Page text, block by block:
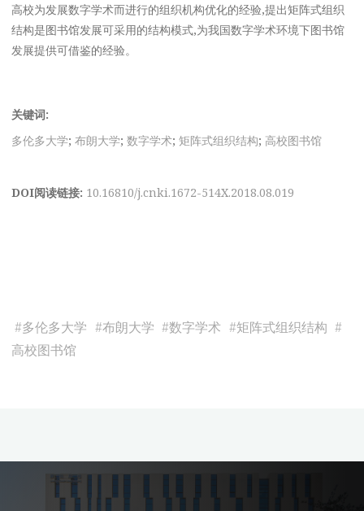
高校为发展数字学术而进行的组织机构优化的经验,提出矩阵式组织
结构是图书馆发展可采用的结构模式,为我国数字学术环境下图书馆
发展提供可借鉴的经验。
关键词:
多伦多大学;布朗大学;数字学术;矩阵式组织结构; 高校图书馆
DOI阅读链接: 10.16810/j.cnki.1672-514X.2018.08.019
#多伦多大学 #布朗大学 #数字学术 #矩阵式组织结构 #
高校图书馆